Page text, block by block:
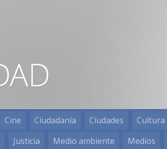
Cine Ciudadanía Ciudades Cultura
Justicia Medio ambiente Medios